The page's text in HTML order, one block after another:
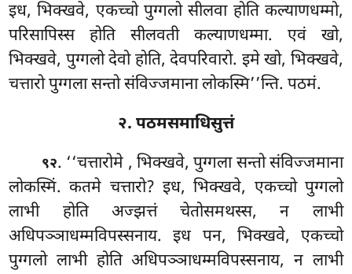
इध, भिक्खवे, एकच्चो पुग्गलो सीलवा होति कल्याणधम्मो,
परिसापिस्स होति सीलवती कल्याणधम्मा. एवं खो,
भिक्खवे, पुग्गलो देवो होति, देवपरिवारो. इमे खो, भिक्खवे,
चत्तारो पुग्गला सन्तो संविज्जमाना लोकस्मि’’न्ति. पठमं.
२. पठमसमाधिसुत्तं
९२. ‘‘चत्तारोमे , भिक्खवे, पुग्गला सन्तो संविज्जमाना
लोकस्मिं. कतमे चत्तारो? इध, भिक्खवे, एकच्चो पुग्गलो
लाभी होति अज्झत्तं चेतोसमथस्स, न लाभी
अधिपञ्ञाधम्मविपस्सनाय. इध पन, भिक्खवे, एकच्चो
पुग्गलो लाभी होति अधिपञ्ञाधम्मविपस्सनाय, न लाभी